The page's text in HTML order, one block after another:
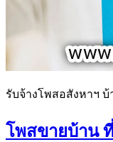
รับจ้างโพสอสังหาฯ
โพสขายบ้าน